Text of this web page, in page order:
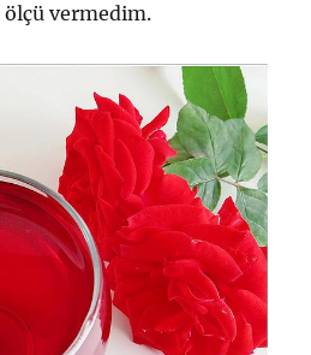
ölçü vermedim.